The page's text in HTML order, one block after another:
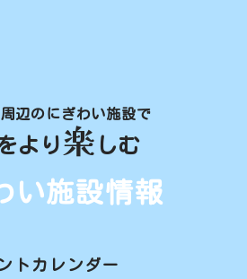
辺のにぎわい施設で
より 楽 しむ
い施設情報
トカレンダー